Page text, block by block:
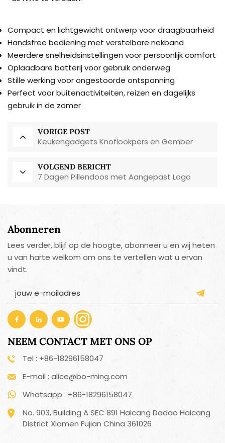
Compact en lichtgewicht ontwerp voor draagbaarheid
Handsfree bediening met verstelbare nekband
Meerdere snelheidsinstellingen voor persoonlijk comfort
Oplaadbare batterij voor gebruik onderweg
Stille werking voor ongestoorde ontspanning
Perfect voor buitenactiviteiten, reizen en dagelijks
gebruik in de zomer
VORIGE POST
Keukengadgets Knoflookpers en Gember
VOLGEND BERICHT
7 Dagen Pillendoos met Aangepast Logo
Abonneren
Lees verder, blijf op de hoogte, abonneer u en wij heten
u van harte welkom om ons te vertellen wat u ervan
vindt.
NEEM CONTACT MET ONS OP
Tel : +86-18296158047
E-mail : alice@bo-ming.com
Whatsapp : +86-18296158047
No. 903, Building A SEC 891 Haicang Dadao Haicang
District Xiamen Fujian China 361026